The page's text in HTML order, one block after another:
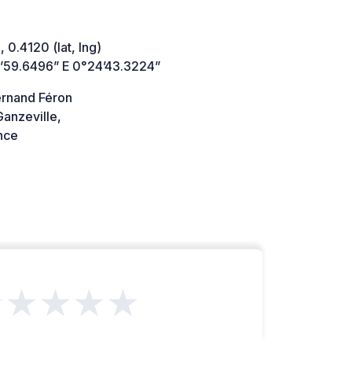
0.4120 (lat, lng)
E 0°24’43.3224”
Féron